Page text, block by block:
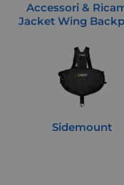
Accessori &
Jacket Wing
Sidemount